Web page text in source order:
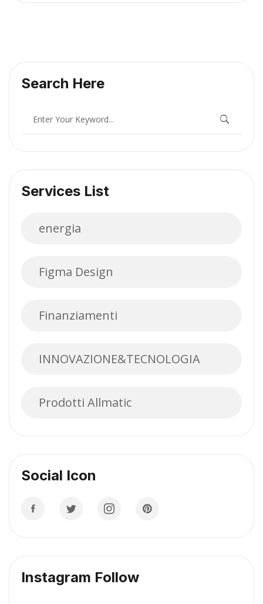
Search Here
Services List
energia
Figma Design
Finanziamenti
INNOVAZIONE&TECNOLOGIA
Prodotti Allmatic
Social Icon
Instagram Follow